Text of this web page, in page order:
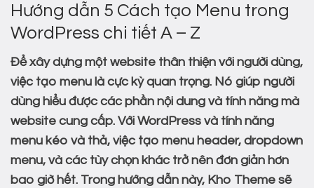
Hướng dẫn 5 Cách tạo Menu trong
WordPress chi tiết A – Z
Để xây dựng một website thân thiện với người dùng,
việc tạo menu là cực kỳ quan trọng. Nó giúp người
dùng hiểu được các phần nội dung và tính năng mà
website cung cấp. Với WordPress và tính năng
menu kéo và thả, việc tạo menu header, dropdown
menu, và các tùy chọn khác trở nên đơn giản hơn
bao giờ hết. Trong hướng dẫn này, Kho Theme sẽ